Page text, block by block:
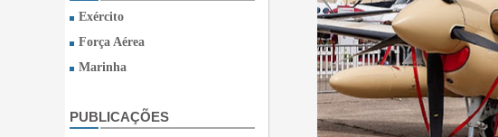
Exército
Força Aérea
Marinha
PUBLICAÇÕES